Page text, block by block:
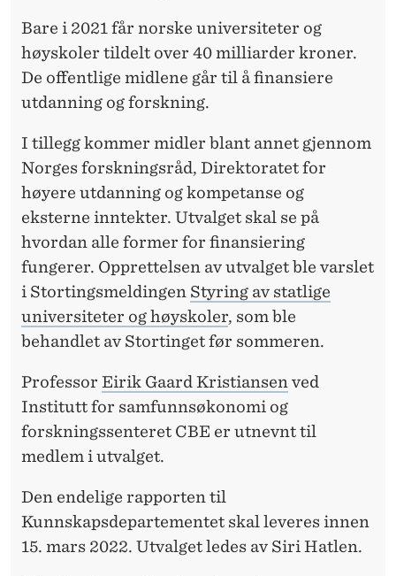
Bare i 2021 får norske universiteter og
høyskoler tildelt over 40 milliarder kroner.
De offentlige midlene går til å finansiere
utdanning og forskning.
I tillegg kommer midler blant annet gjennom
Norges forskningsråd, Direktoratet for
høyere utdanning og kompetanse og
eksterne inntekter. Utvalget skal se på
hvordan alle former for finansiering
fungerer. Opprettelsen av utvalget ble varslet
i Stortingsmeldingen Styring av statlige
universiteter og høyskoler, som ble
behandlet av Stortinget før sommeren.
Professor Eirik Gaard Kristiansen ved
Institutt for samfunnsøkonomi og
forskningssenteret CBE er utnevnt til
medlem i utvalget.
Den endelige rapporten til
Kunnskapsdepartementet skal leveres innen
15. mars 2022. Utvalget ledes av Siri Hatlen.